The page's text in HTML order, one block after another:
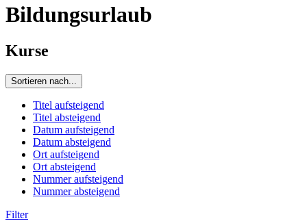
Bildungsurlaub
Kurse
Sortieren nach...
Titel aufsteigend
Titel absteigend
Datum aufsteigend
Datum absteigend
Ort aufsteigend
Ort absteigend
Nummer aufsteigend
Nummer absteigend
Filter